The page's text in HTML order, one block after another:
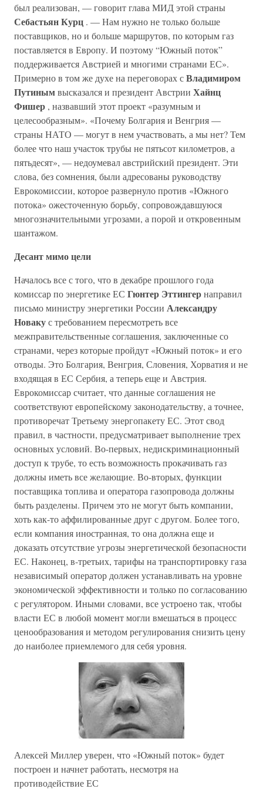
был реализован, — говорит глава МИД этой страны
Себастьян Курц . — Нам нужно не только больше
поставщиков, но и больше маршрутов, по которым газ
поставляется в Европу. И поэтому “Южный поток”
поддерживается Австрией и многими странами ЕС».
Примерно в том же духе на переговорах сВладимиром
Путинымвысказался и президент Австрии Хайнц
Фишер , назвавший этот проект «разумным и
целесообразным». «Почему Болгария и Венгрия —
страны НАТО — могут в нем участвовать, а мы нет? Тем
более что наш участок трубы не пятьсот километров, а
пятьдесят», — недоумевал австрийский президент. Эти
слова, без сомнения, были адресованы руководству
Еврокомиссии, которое развернуло против «Южного
потока» ожесточенную борьбу, сопровождавшуюся
многозначительными угрозами, а порой и откровенным
шантажом.
Десант мимо цели
Началось все с того, что в декабре прошлого года
комиссар по энергетике ЕС Гюнтер Эттингернаправил
письмо министру энергетики России Александру
Новакус требованием пересмотреть все
межправительственные соглашения, заключенные со
странами, через которые пройдут «Южный поток» и его
отводы. Это Болгария, Венгрия, Словения, Хорватия и не
входящая в ЕС Сербия, а теперь еще и Австрия.
Еврокомиссар считает, что данные соглашения не
соответствуют европейскому законодательству, а точнее,
противоречат Третьему энергопакету ЕС. Этот свод
правил, в частности, предусматривает выполнение трех
основных условий. Во-первых, недискриминационный
доступ к трубе, то есть возможность прокачивать газ
должны иметь все желающие. Во-вторых, функции
поставщика топлива и оператора газопровода должны
быть разделены. Причем это не могут быть компании,
хоть как-то аффилированные друг с другом. Более того,
если компания иностранная, то она должна еще и
доказать отсутствие угрозы энергетической безопасности
ЕС. Наконец, в-третьих, тарифы на транспортировку газа
независимый оператор должен устанавливать на уровне
экономической эффективности и только по согласованию
с регулятором. Иными словами, все устроено так, чтобы
власти ЕС в любой момент могли вмешаться в процесс
ценообразования и методом регулирования снизить цену
до наиболее приемлемого для себя уровня.
Алексей Миллер уверен, что «Южный поток» будет
построен и начнет работать, несмотря на
противодействие ЕС